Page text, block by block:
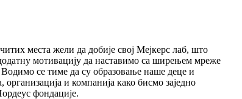
места жели да добије свој Мејкерс лаб, што
мотивацију да наставимо са ширењем мреже
Водимо се тиме да су образовање наше деце и
и компанија како бисмо заједно
фондације.